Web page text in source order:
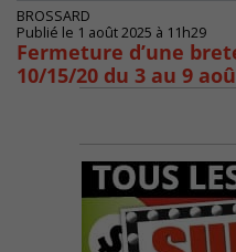
BROSSARD
Publié le 1 août 2025 à 11h29
Fermeture d’une
10/15/20 du 3 au 9